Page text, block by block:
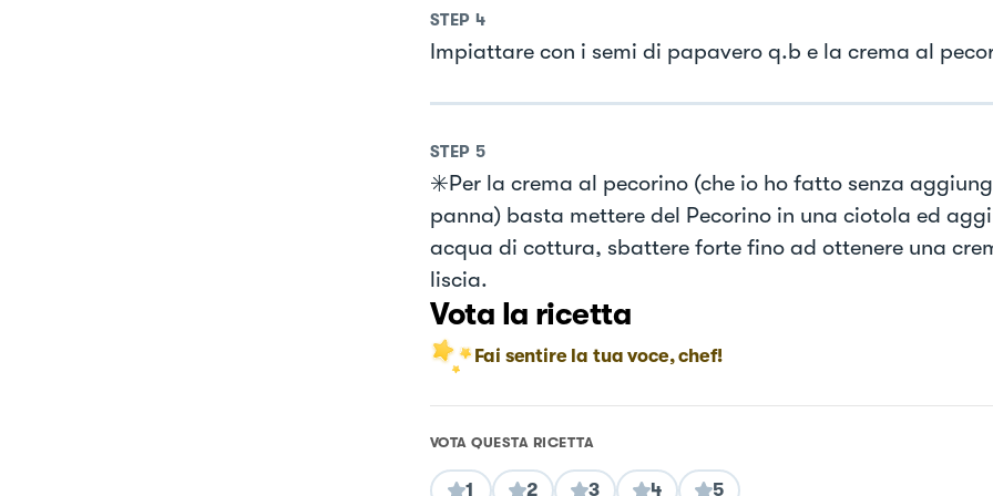
STEP 4
Impiattare con i semi di papavero q.b e la crema al
STEP 5
✳️Per la crema al pecorino (che io ho fatto senza
panna) basta mettere del Pecorino in una ciotola ed
acqua di cottura, sbattere forte fino ad ottenere una
liscia.
Vota la ricetta
Fai sentire la tua voce, chef!
VOTA QUESTA RICETTA
1 2 3 4 5